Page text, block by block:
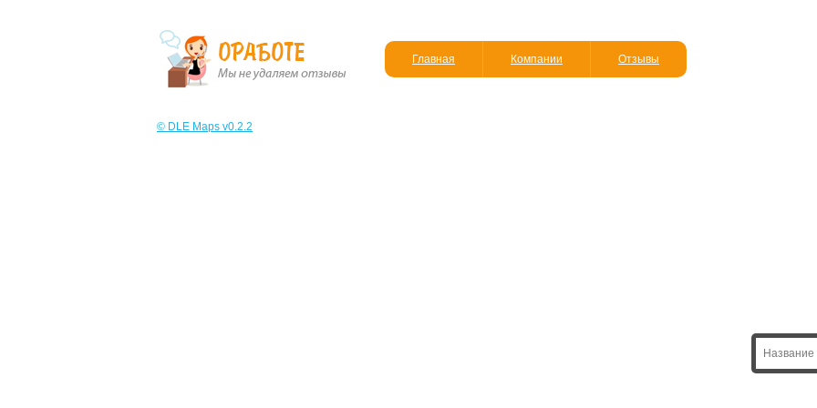
Главная Компании Отзывы
© DLE Maps v0.2.2